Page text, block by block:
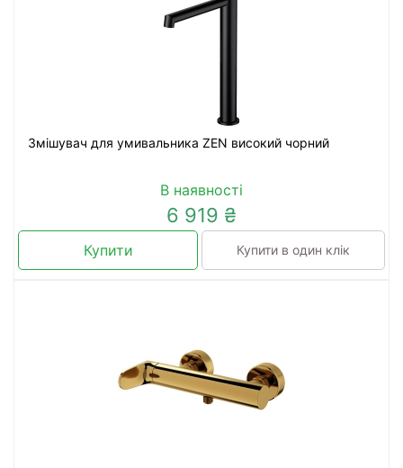
Змішувач для умивальника ZEN високий чорний
В наявності
6 919 ₴
Купити Купити в один клік